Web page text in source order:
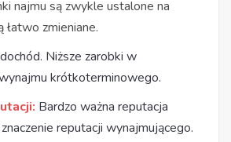
najmu są zwykle ustalone na
łatwo zmieniane.
Niższe zarobki w
krótkoterminowego.
Bardzo ważna reputacja
reputacji wynajmującego.